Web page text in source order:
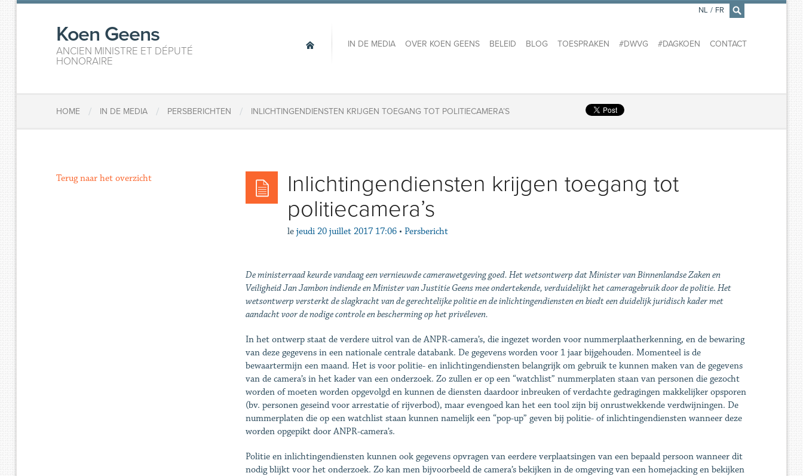
×
Koen Geens
ANCIEN MINISTRE ET DÉPUTÉ
HONORAIRE
IN DE MEDIA OVER KOEN GEENS BELEID BLOG TOESPRAKEN #DWVG #DAGKOEN CONTACT
NL / FR
HOME / IN DE MEDIA / PERSBERICHTEN / INLICHTINGENDIENSTEN KRIJGEN TOEGANG TOT POLITIECAMERA’S
Inlichtingendiensten krijgen toegang tot
politiecamera’s
le jeudi 20 juillet 2017 17:06 • Persbericht
De ministerraad keurde vandaag een vernieuwde camerawetgeving goed. Het wetsontwerp dat Minister van Binnenlandse Zaken en
Veiligheid Jan Jambon indiende en Minister van Justitie Geens mee ondertekende, verduidelijkt het cameragebruik door de politie. Het
wetsontwerp versterkt de slagkracht van de gerechtelijke politie en de inlichtingendiensten en biedt een duidelijk juridisch kader met
aandacht voor de nodige controle en bescherming op het privéleven.
In het ontwerp staat de verdere uitrol van de ANPR-camera’s, die ingezet worden voor nummerplaatherkenning, en de bewaring
van deze gegevens in een nationale centrale databank. De gegevens worden voor 1 jaar bijgehouden. Momenteel is de
bewaartermijn een maand. Het is voor politie- en inlichtingendiensten belangrijk om gebruik te kunnen maken van de gegevens
van de camera’s in het kader van een onderzoek. Zo zullen er op een “watchlist” nummerplaten staan van personen die gezocht
worden of moeten worden opgevolgd en kunnen de diensten daardoor inbreuken of verdachte gedragingen makkelijker opsporen
(bv. personen geseind voor arrestatie of rijverbod), maar evengoed kan het een tool zijn bij onrustwekkende verdwijningen. De
nummerplaten die op een watchlist staan kunnen namelijk een “pop-up” geven bij politie- of inlichtingendiensten wanneer deze
worden opgepikt door ANPR-camera’s.
Politie en inlichtingendiensten kunnen ook gegevens opvragen van eerdere verplaatsingen van een bepaald persoon wanneer dit
nodig blijkt voor het onderzoek. Zo kan men bijvoorbeeld de camera’s bekijken in de omgeving van een homejacking en bekijken
Terug naar het overzicht